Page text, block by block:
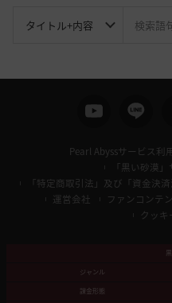
Pearl Abyssサービス利
「黒い砂漠
「特定商取引法」及び「資金決
運営会社
ファンコンテ
クッ
ジャンル
課金形態